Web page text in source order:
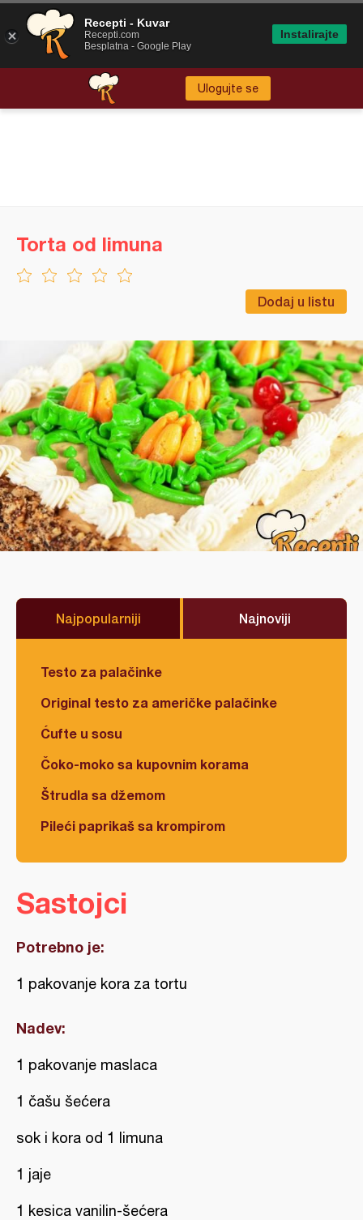
Ulogujte se
Dodaj u listu
Torta od limuna
Najpopularniji Najnoviji
Testo za palačinke
Original testo za američke palačinke
Ćufte u sosu
Čoko-moko sa kupovnim korama
Štrudla sa džemom
Pileći paprikaš sa krompirom
Sastojci
Potrebno je:
1 pakovanje kora za tortu
Nadev:
1 pakovanje maslaca
1 čašu šećera
sok i kora od 1 limuna
1 jaje
1 kesica vanilin-šećera
Recepti - Kuvar
Recepti.com
Besplatna - Google Play
Instalirajte